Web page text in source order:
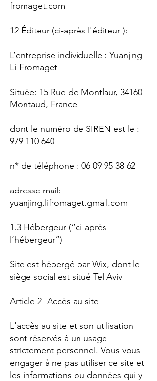
fromaget.com
12 Éditeur (ci-après l'éditeur ):
L’entreprise individuelle : Yuanjing
Li-Fromaget
Située: 15 Rue de Montlaur, 34160
Montaud, France
dont le numéro de SIREN est le :
979 110 640
n* de téléphone : 06 09 95 38 62
adresse mail:
yuanjing.lifromaget.gmail.com
1.3 Hébergeur (“ci-après
l’hébergeur”)
Site est hébergé par Wix, dont le
siège social est situé Tel Aviv
Article 2- Accès au site
L'accès au site et son utilisation
sont réservés à un usage
strictement personnel. Vous vous
engager à ne pas utiliser ce site et
les informations ou données qui y